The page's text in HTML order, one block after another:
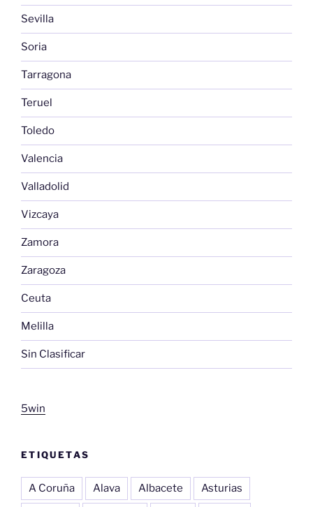
Sevilla
Soria
Tarragona
Teruel
Toledo
Valencia
Valladolid
Vizcaya
Zamora
Zaragoza
Ceuta
Melilla
Sin Clasificar
5win
ETIQUETAS
A Coruña Alava Albacete Asturias